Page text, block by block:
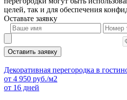
целей, так и для обеспечения
Оставьте заявку
Оставить заявку
Декоративная перегородка в
от 4 950 руб./м2
от 16 дней